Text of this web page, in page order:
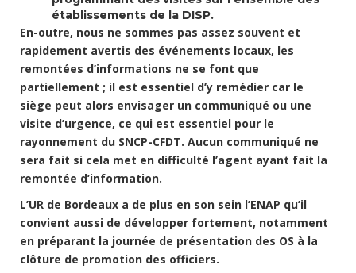
établissements de la DISP.
En-outre, nous ne sommes pas assez souvent et
rapidement avertis des événements locaux, les
remontées d’informations ne se font que
partiellement ; il est essentiel d’y remédier car le
siège peut alors envisager un communiqué ou une
visite d’urgence, ce qui est essentiel pour le
rayonnement du SNCP-CFDT. Aucun communiqué ne
sera fait si cela met en difficulté l’agent ayant fait la
remontée d’information.
L’UR de Bordeaux a de plus en son sein l’ENAP qu’il
convient aussi de développer fortement, notamment
en préparant la journée de présentation des OS à la
clôture de promotion des officiers.